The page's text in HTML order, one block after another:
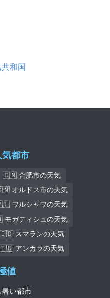
和国
都市
🇨🇳 合肥市の天気
オルドス市の天気
ワルシャワの天気
ガディシュの天気
スマランの天気
アンカラの天気
値
い都市